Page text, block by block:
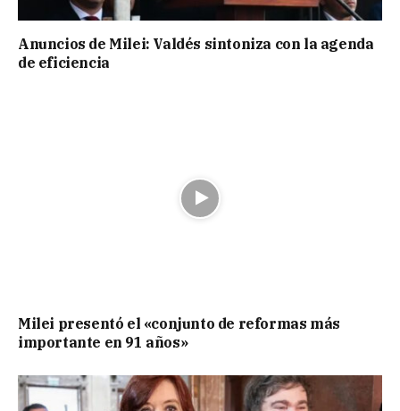
Anuncios de Milei: Valdés sintoniza con la agenda
de eficiencia
Milei presentó el «conjunto de reformas más
importante en 91 años»